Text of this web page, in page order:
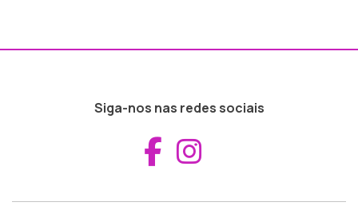
Siga-nos nas redes sociais
Aceder ao